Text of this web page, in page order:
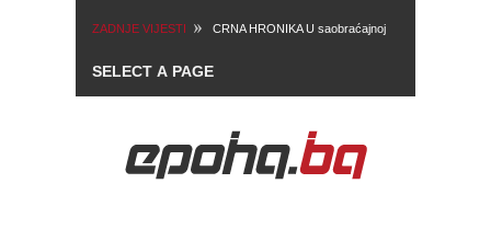
ZADNJE VIJESTI CRNA HRONIKA U saobraćajnoj
nesreći kod Hadžića poginuo
motociklista